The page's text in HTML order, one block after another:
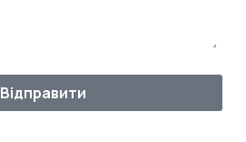
Відправити